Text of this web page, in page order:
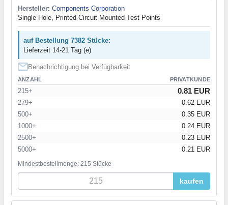
Hersteller: Components Corporation
Single Hole, Printed Circuit Mounted Test Points
auf Bestellung 7382 Stücke:
Lieferzeit 14-21 Tag (e)
Benachrichtigung bei Verfügbarkeit
ANZAHL PRIVATKUNDE
215+ 0.81 EUR
279+
0.62 EUR
500+
0.35 EUR
1000+
0.24 EUR
2500+
0.23 EUR
5000+
0.21 EUR
Mindestbestellmenge: 215 Stücke
kaufen